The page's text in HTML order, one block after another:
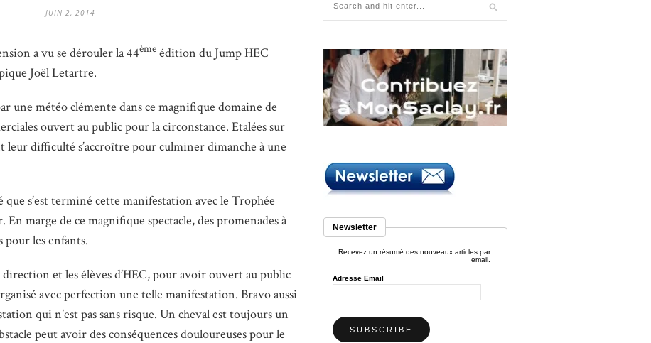
JUIN 2, 2014
a vu se dérouler la 44ème édition du Jump HEC
Joël Letartre.
une météo clémente dans ce magnifique domaine de
ouvert au public pour la circonstance. Etalées sur
leur difficulté s’accroître pour culminer dimanche à une
s’est terminé cette manifestation avec le Trophée
marge de ce magnifique spectacle, des promenades à
pour les enfants.
et les élèves d’HEC, pour avoir ouvert au public
avec perfection une telle manifestation. Bravo aussi
qui n’est pas sans risque. Un cheval est toujours un
peut avoir des conséquences douloureuses pour le
Newsletter
Recevez un résumé des nouveaux articles par
email.
Adresse Email